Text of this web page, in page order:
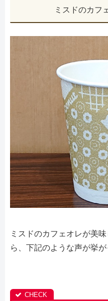
ミスドのカフ
ミスドのカフェオレが美
ら、下記のような声が挙が